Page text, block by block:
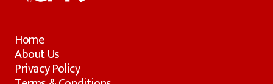
Home
About Us
Privacy Policy